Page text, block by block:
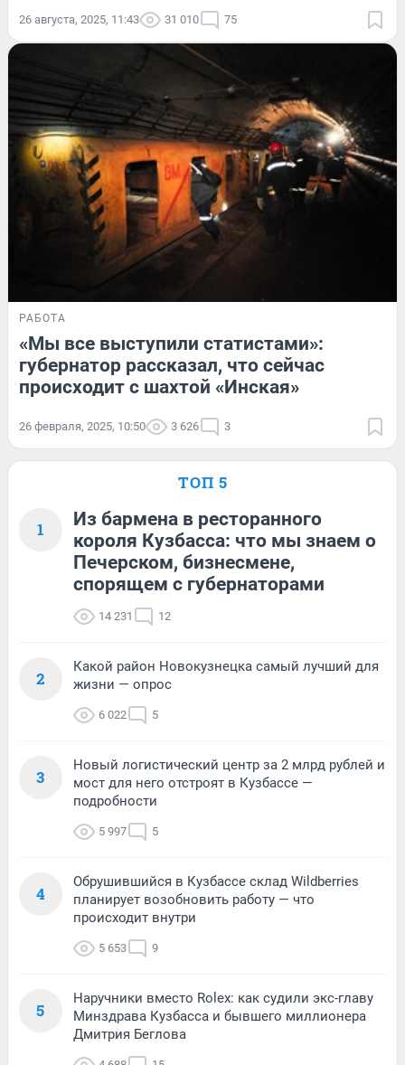
26 августа, 2025, 11:43 31 010 75
РАБОТА
«Мы все выступили статистами»:
губернатор рассказал, что сейчас
происходит с шахтой «Инская»
26 февраля, 2025, 10:50 3 626 3
ТОП 5
1
Из бармена в ресторанного
короля Кузбасса: что мы знаем о
Печерском, бизнесмене,
спорящем с губернаторами
14 231 12
2
Какой район Новокузнецка самый лучший для
жизни — опрос
6 022 5
3
Новый логистический центр за 2 млрд рублей и
мост для него отстроят в Кузбассе —
подробности
5 997 5
4
Обрушившийся в Кузбассе склад Wildberries
планирует возобновить работу — что
происходит внутри
5 653 9
5
Наручники вместо Rolex: как судили экс-главу
Минздрава Кузбасса и бывшего миллионера
Дмитрия Беглова